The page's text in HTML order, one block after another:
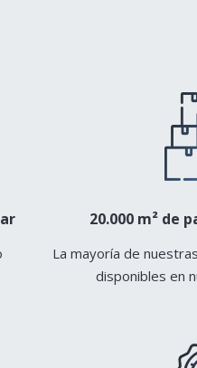
20.000 m² de
La mayoría de
disponibles en